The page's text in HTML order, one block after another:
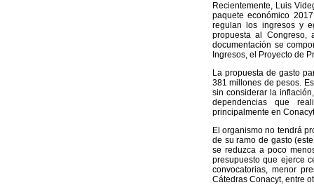
Recientemente, Luis
paquete económico
regulan los ingresos y
propuesta al
documentación se
Ingresos, el Proyecto de
La propuesta de gasto
381 millones de pesos.
sin considerar la
dependencias que
principalmente en
El organismo no tendrá
de su ramo de gasto
se reduzca a poco
presupuesto que ejerce
convocatorias, menor
Cátedras Conacyt, entre